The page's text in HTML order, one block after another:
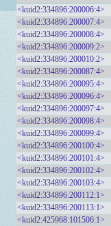
<kuid2:334896:200006:4>
<kuid2:334896:200007:4>
<kuid2:334896:200008:4>
<kuid2:334896:200009:2>
<kuid2:334896:200010:2>
<kuid2:334896:200087:4>
<kuid2:334896:200095:4>
<kuid2:334896:200096:4>
<kuid2:334896:200097:4>
<kuid2:334896:200098:4>
<kuid2:334896:200099:4>
<kuid2:334896:200100:4>
<kuid2:334896:200101:4>
<kuid2:334896:200102:4>
<kuid2:334896:200103:4>
<kuid2:334896:200112:1>
<kuid2:334896:200113:1>
<kuid2:425968:101506:1>